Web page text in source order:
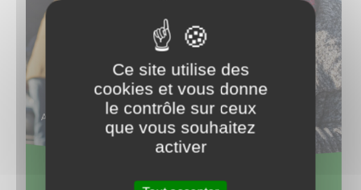
Ce site utilise des
cookies et vous donne
le contrôle sur ceux
que vous souhaitez
activer